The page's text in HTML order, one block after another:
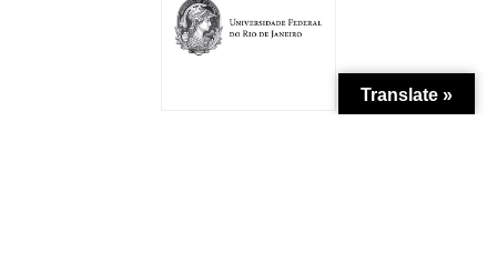
Translate »